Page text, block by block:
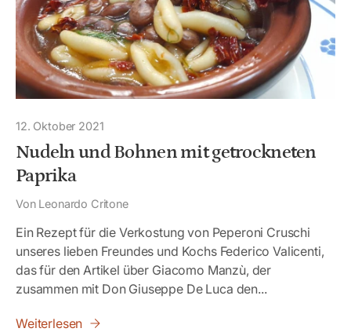
12. Oktober 2021
Nudeln und Bohnen mit getrockneten
Paprika
Von Leonardo Critone
Ein Rezept für die Verkostung von Peperoni Cruschi
unseres lieben Freundes und Kochs Federico Valicenti,
das für den Artikel über Giacomo Manzù, der
zusammen mit Don Giuseppe De Luca den...
Weiterlesen